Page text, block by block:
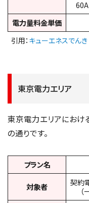
60A
電力量料金単価
引用： キューエネスでん
東京電力エリア
東京電力エリアにおけ
の通りです。
プラン名
対象者
契約